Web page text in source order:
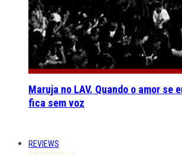
Maruja no LAV. Quando o amor se
fica sem voz
REVIEWS